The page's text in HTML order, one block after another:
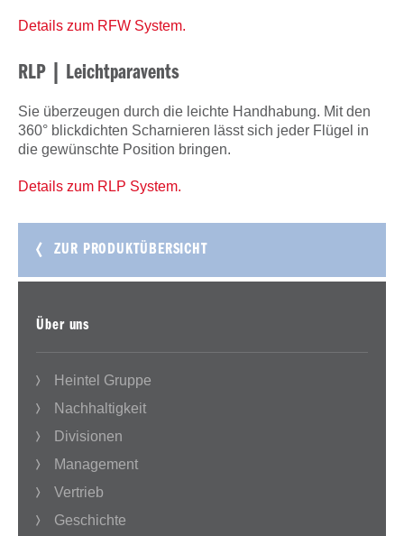
Details zum RFW System.
RLP | Leichtparavents
Sie überzeugen durch die leichte Handhabung. Mit den
360° blickdichten Scharnieren lässt sich jeder Flügel in
die gewünschte Position bringen.
Details zum RLP System.
ZUR PRODUKTÜBERSICHT
Über uns
Heintel Gruppe
Nachhaltigkeit
Divisionen
Management
Vertrieb
Geschichte